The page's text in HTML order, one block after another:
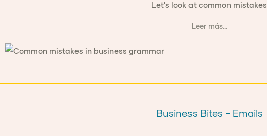
Let's look at common mistakes
Leer más...
Business Bites - Emails